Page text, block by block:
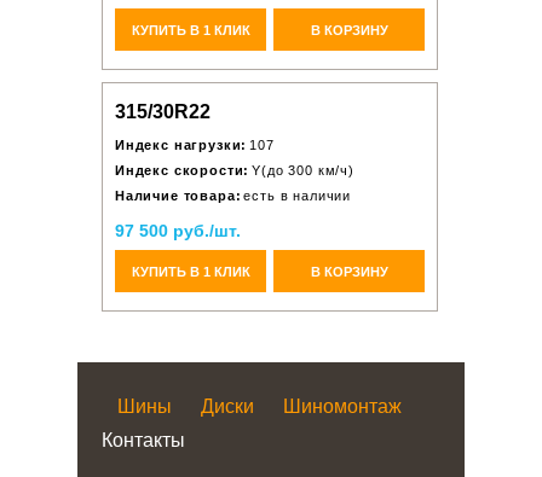
КУПИТЬ В 1 КЛИК В КОРЗИНУ
315/30R22
Индекс нагрузки: 107
Индекс скорости: Y(до 300 км/ч)
Наличие товара: есть в наличии
97 500 руб./шт.
КУПИТЬ В 1 КЛИК В КОРЗИНУ
Шины Диски
Шиномонтаж
Контакты